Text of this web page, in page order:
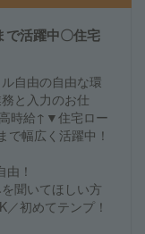
で活躍中〇住宅
自由の自由な環
と入力のお仕
時給↑▼住宅ロー
幅広く活躍中！
！
聞いてほしい方
初めてテンプ！